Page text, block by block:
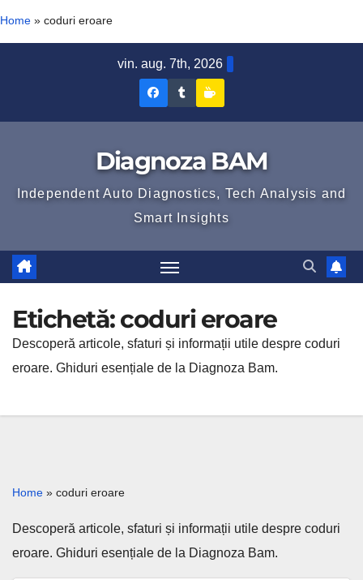
Home » coduri eroare
vin. aug. 7th, 2026
Diagnoza
Facebook
Diagnoza
Tumblr
Diagnoza BAM
Independent Auto Diagnostics, Tech Analysis and
Smart Insights
Etichetă:coduri eroare
Descoperă articole, sfaturi și informații utile despre coduri
eroare. Ghiduri esențiale de la Diagnoza Bam.
Home » coduri eroare
Descoperă articole, sfaturi și informații utile despre coduri
eroare. Ghiduri esențiale de la Diagnoza Bam.